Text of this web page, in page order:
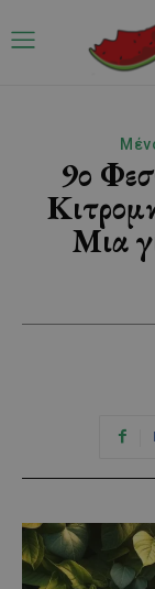
9ο
Μια